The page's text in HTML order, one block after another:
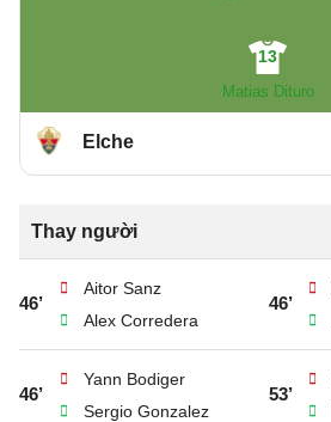
13
Matias Dituro
Elche
Thay người
46’
Aitor Sanz
Alex Corredera
46’
46’
Yann Bodiger
Sergio Gonzalez
53’